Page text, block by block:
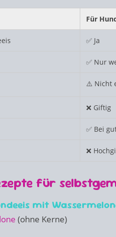
Für
✅ Ja
✅ Nur
⚠️ Nicht
❌ Giftig
✅ Bei
❌
für
mit
(ohne Kerne)